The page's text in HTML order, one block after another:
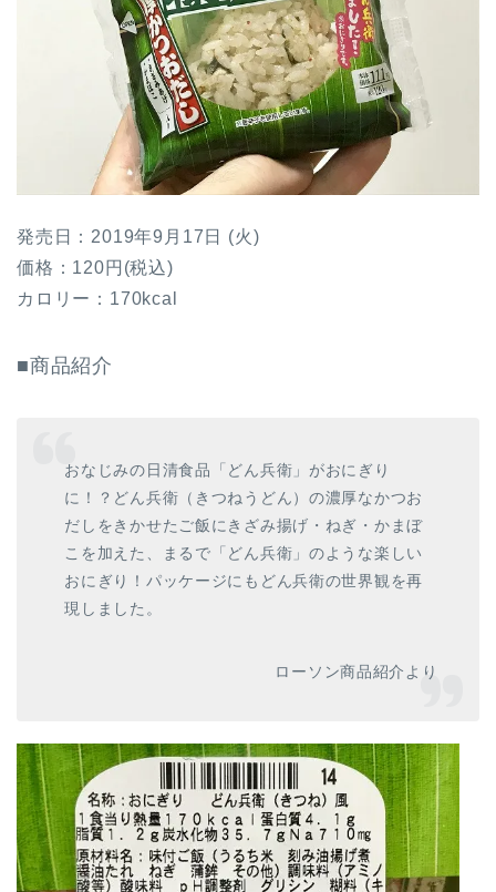
発売日：2019年9月17日 (火)
価格：120円(税込)
カロリー：170kcal
■商品紹介
おなじみの日清食品「どん兵衛」がおにぎり
に！？どん兵衛（きつねうどん）の濃厚なかつお
だしをきかせたご飯にきざみ揚げ・ねぎ・かまぼ
こを加えた、まるで「どん兵衛」のような楽しい
おにぎり！パッケージにもどん兵衛の世界観を再
現しました。
ローソン商品紹介より